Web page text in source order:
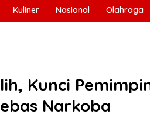
Kuliner Nasional Olahraga
Kunci
Narkoba